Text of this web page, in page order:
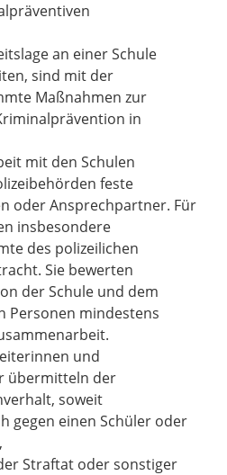
an einer Schule
sind mit der
Maßnahmen zur
in
mit den Schulen
feste
oder Ansprechpartner. Für
insbesondere
des polizeilichen
Sie bewerten
der Schule und dem
Personen mindestens
und
übermitteln der
soweit
gegen einen Schüler oder
Straftat oder sonstiger